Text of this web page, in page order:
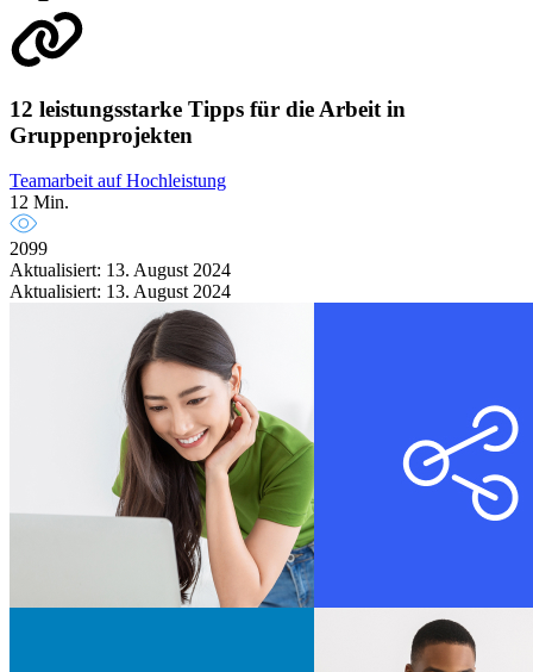
12 leistungsstarke Tipps für die Arbeit in
Gruppenprojekten
Teamarbeit auf Hochleistung
12 Min.
2099
Aktualisiert: 13. August 2024
Aktualisiert: 13. August 2024